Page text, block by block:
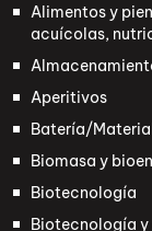
Alimentos y
acuícolas,
Aperitivos
Batería/
Biomasa y
Biotecnología
Biotecnología